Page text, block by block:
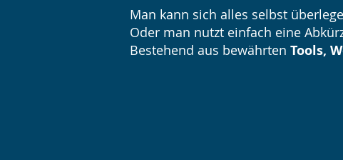
Man kann sich alles selbst
Oder man nutzt einfach eine
Bestehend aus bewährten Tools,